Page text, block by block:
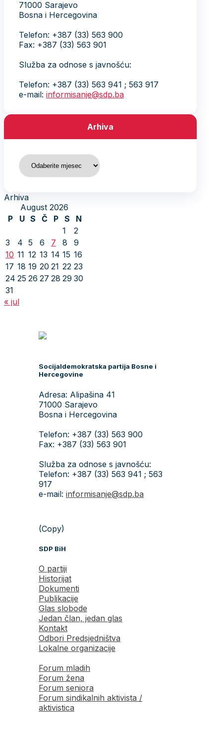
71000 Sarajevo
Bosna i Hercegovina
Telefon: +387 (33) 563 900
Fax: +387 (33) 563 901
Služba za odnose s javnošću:
Telefon: +387 (33) 563 941 ; 563 917
e-mail: informisanje@sdp.ba
Arhiva
Arhiva
Arhiva
August 2026
P
U S Č P S
N
1
2
3
4 5 6 7 8
9
10 11 12 13 14 15 16
17 18 19 20 21 22 23
24 25 26 27 28 29 30
31
« jul
Socijaldemokratska partija Bosne i
Hercegovine
Adresa: Alipašina 41
71000 Sarajevo
Bosna i Hercegovina
Telefon: +387 (33) 563 900
Fax: +387 (33) 563 901
Služba za odnose s javnošću:
Telefon: +387 (33) 563 941 ; 563
917
e-mail: informisanje@sdp.ba
(Copy)
SDP BiH
O partiji
Historijat
Dokumenti
Publikacije
Glas slobode
Jedan član, jedan glas
Kontakt
Odbori Predsjedništva
Lokalne organizacije
Forum mladih
Forum žena
Forum seniora
Forum sindikalnih aktivista /
aktivistica